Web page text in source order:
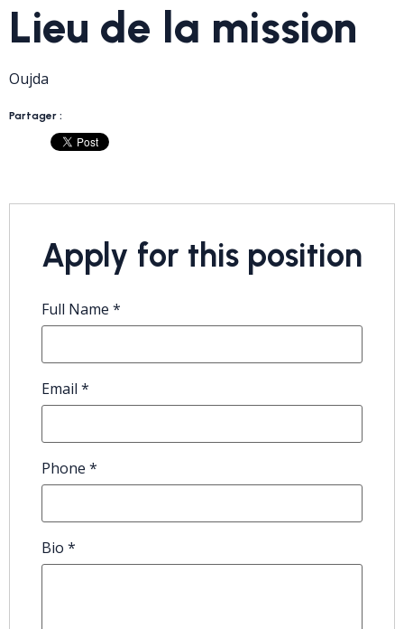
Lieu de la mission
Oujda
Partager :
Apply for this position
Full Name *
Email *
Phone *
Bio *